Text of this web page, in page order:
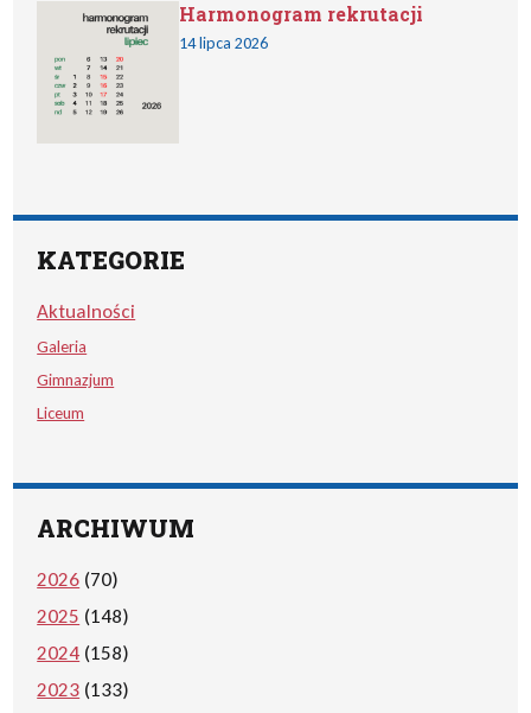
Harmonogram rekrutacji
14 lipca 2026
KATEGORIE
Aktualności
Galeria
Gimnazjum
Liceum
ARCHIWUM
2026 (70)
2025 (148)
2024 (158)
2023 (133)